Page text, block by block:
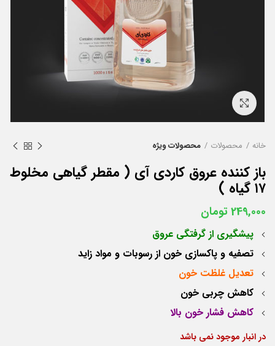
خانه محصولات محصولات ویژه
باز کننده عروق کاردی آی ( مقطر گیاهی مخلوط
۱۷ گیاه )
249,000تومان
پیشگیری از گرفتگی عروق
تصفیه و پاکسازی خون از رسوبات و مواد زاید
تعدیل غلظت خون
کاهش چربی خون
کاهش فشار خون بالا
در انبار موجود نمی باشد